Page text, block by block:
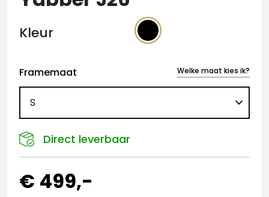
Kleur
Framemaat Welke maat kies ik?
Direct leverbaar
€ 499,-